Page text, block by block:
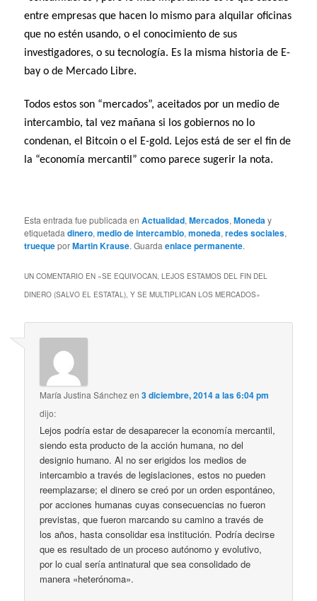
entre empresas que hacen lo mismo para alquilar oficinas
que no estén usando, o el conocimiento de sus
investigadores, o su tecnología. Es la misma historia de E-
bay o de Mercado Libre.
Todos estos son “mercados”, aceitados por un medio de
intercambio, tal vez mañana si los gobiernos no lo
condenan, el Bitcoin o el E-gold. Lejos está de ser el fin de
la “economía mercantil” como parece sugerir la nota.
Esta entrada fue publicada enActualidad,Mercados,Moneday
etiquetadadinero,medio de intercambio,moneda,redes sociales,
truequeporMartin Krause. Guardaenlace permanente.
UN COMENTARIO EN «SE EQUIVOCAN, LEJOS ESTAMOS DEL FIN DEL
DINERO (SALVO EL ESTATAL), Y SE MULTIPLICAN LOS MERCADOS»
María Justina Sánchezen3 diciembre, 2014 a las 6:04 pm
dijo:
Lejos podría estar de desaparecer la economía mercantil,
siendo esta producto de la acción humana, no del
designio humano. Al no ser erigidos los medios de
intercambio a través de legislaciones, estos no pueden
reemplazarse; el dinero se creó por un orden espontáneo,
por acciones humanas cuyas consecuencias no fueron
previstas, que fueron marcando su camino a través de
los años, hasta consolidar esa institución. Podría decirse
que es resultado de un proceso autónomo y evolutivo,
por lo cual sería antinatural que sea consolidado de
manera «heterónoma».